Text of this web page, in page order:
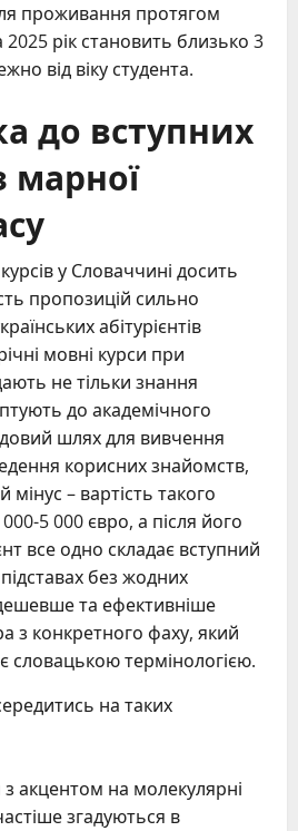
проживання протягом
рік становить близько 3
від віку студента.
до вступних
марної
у Словаччині досить
пропозицій сильно
абітурієнтів
мовні курси при
не тільки знання
до академічного
шлях для вивчення
корисних знайомств,
мінус – вартість такого
5 000 євро, а після його
все одно складає вступний
без жодних
та ефективніше
з конкретного фаху, який
словацькою термінологією.
на таких
з акцентом на молекулярні
згадуються в